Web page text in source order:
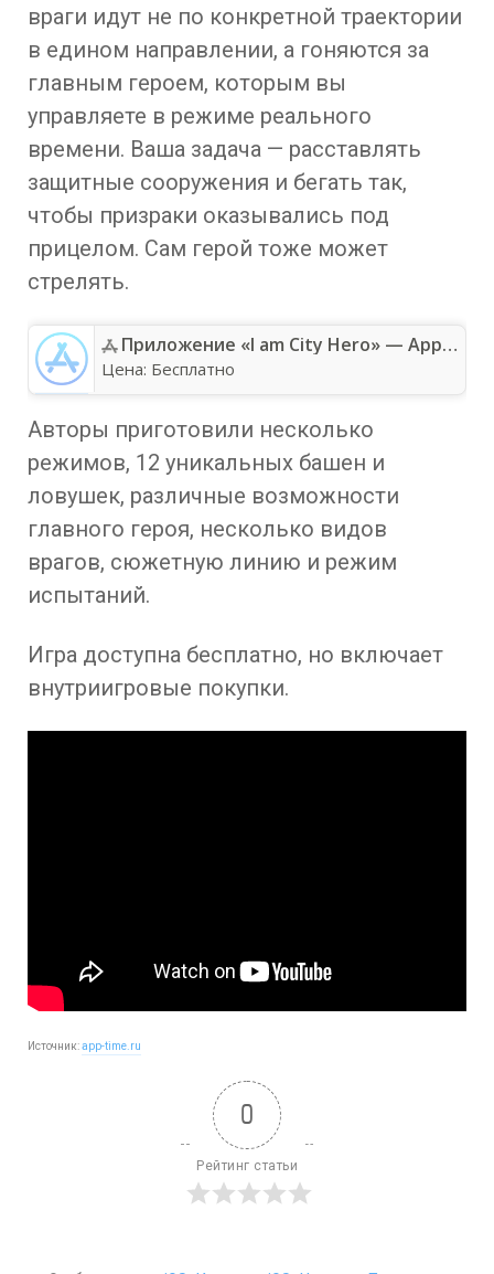
враги идут не по конкретной траектории
в едином направлении, а гоняются за
главным героем, которым вы
управляете в режиме реального
времени. Ваша задача — расставлять
защитные сооружения и бегать так,
чтобы призраки оказывались под
прицелом. Сам герой тоже может
стрелять.
Приложение «I am City Hero» — App Store
Цена: Бесплатно
Авторы приготовили несколько
режимов, 12 уникальных башен и
ловушек, различные возможности
главного героя, несколько видов
врагов, сюжетную линию и режим
испытаний.
Игра доступна бесплатно, но включает
внутриигровые покупки.
Источник:app-time.ru
0
Рейтинг статьи